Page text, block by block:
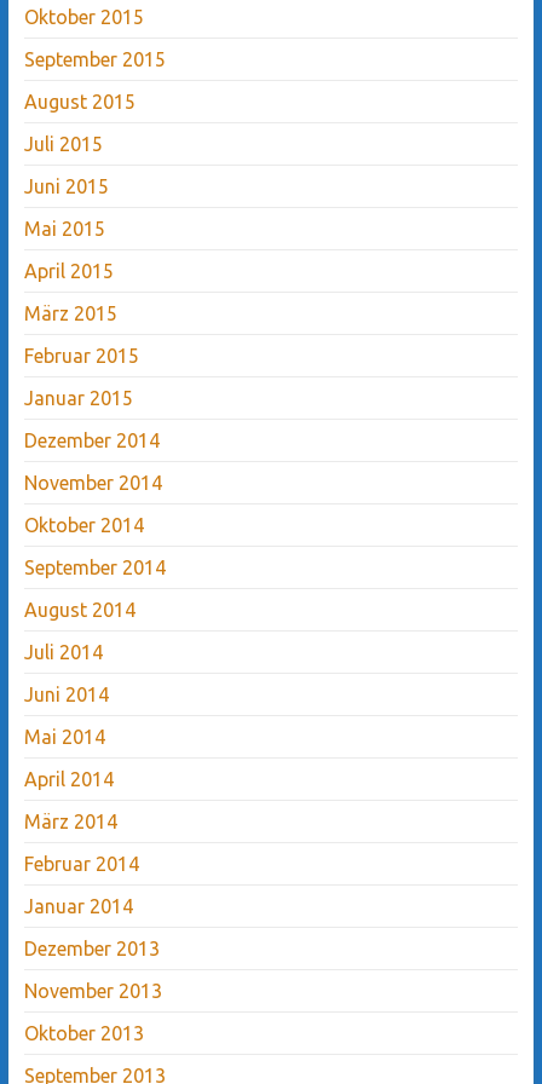
Oktober 2015
September 2015
August 2015
Juli 2015
Juni 2015
Mai 2015
April 2015
März 2015
Februar 2015
Januar 2015
Dezember 2014
November 2014
Oktober 2014
September 2014
August 2014
Juli 2014
Juni 2014
Mai 2014
April 2014
März 2014
Februar 2014
Januar 2014
Dezember 2013
November 2013
Oktober 2013
September 2013